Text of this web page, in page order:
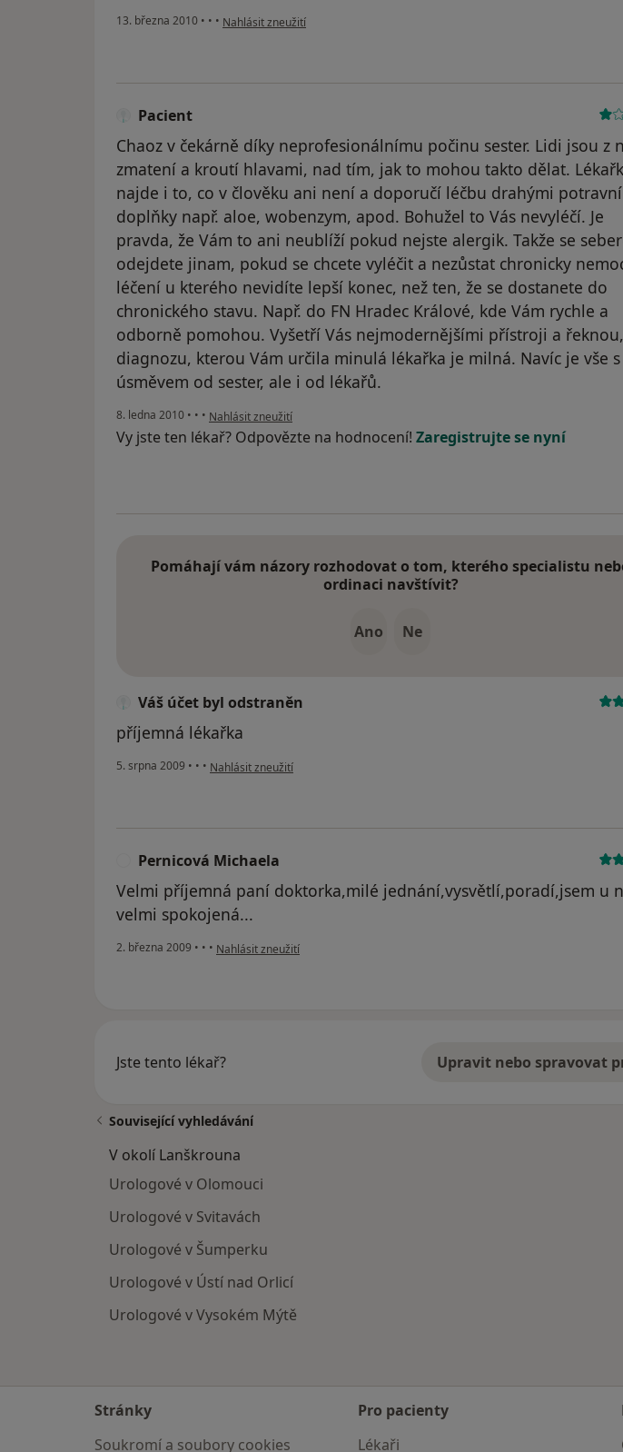
13. března 2010 • • • podle názoru uživatele Pacient
Nahlásit zneužití
Pacient
Chaoz v čekárně díky neprofesionálnímu počinu sester. Lidi jsou z
zmatení a kroutí hlavami, nad tím, jak to mohou takto dělat.
najde i to, co v člověku ani není a doporučí léčbu drahými
doplňky např. aloe, wobenzym, apod. Bohužel to Vás nevyléčí. Je
pravda, že Vám to ani neublíží pokud nejste alergik. Takže se
odejdete jinam, pokud se chcete vyléčit a nezůstat chronicky
léčení u kterého nevidíte lepší konec, než ten, že se dostanete do
chronického stavu. Např. do FN Hradec Králové, kde Vám rychle a
odborně pomohou. Vyšetří Vás nejmodernějšími přístroji a
diagnozu, kterou Vám určila minulá lékařka je milná. Navíc je vše s
úsměvem od sester, ale i od lékařů.
8. ledna 2010 • • • podle názoru uživatele Pacient
Nahlásit zneužití
Vy jste ten lékař? Odpovězte na hodnocení! Zaregistrujte se nyní
Pomáhají vám názory rozhodovat o tom, kterého specialistu
ordinaci navštívit?
Ano Ne
Váš účet byl odstraněn
příjemná lékařka
5. srpna 2009 • • • podle názoru uživatele Váš účet byl odstraněn
Nahlásit zneužití
Pernicová Michaela
Velmi příjemná paní doktorka,milé jednání,vysvětlí,poradí,jsem u
velmi spokojená...
2. března 2009 • • • podle názoru uživatele Pernicová Michaela
Nahlásit zneužití
Jste tento lékař? Upravit nebo spravovat
Související vyhledávání
V okolí Lanškrouna
Urologové v Olomouci
Urologové v Svitavách
Urologové v Šumperku
Urologové v Ústí nad Orlicí
Urologové v Vysokém Mýtě
Stránky
Soukromí a soubory cookies
Pro pacienty
Lékaři